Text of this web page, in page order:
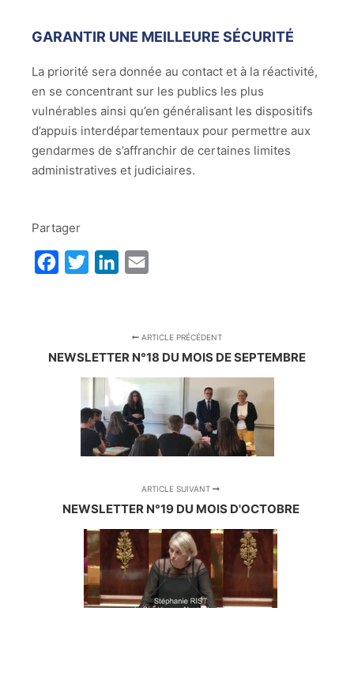
GARANTIR UNE MEILLEURE SÉCURITÉ
La priorité sera donnée au contact et à la réactivité,
en se concentrant sur les publics les plus
vulnérables ainsi qu’en généralisant les dispositifs
d’appuis interdépartementaux pour permettre aux
gendarmes de s’affranchir de certaines limites
administratives et judiciaires.
Partager
FacebookTwitterLinkedIn
ARTICLE PRÉCÉDENT
NEWSLETTER N°18 DU MOIS DE SEPTEMBRE
ARTICLE SUIVANT
NEWSLETTER N°19 DU MOIS D'OCTOBRE